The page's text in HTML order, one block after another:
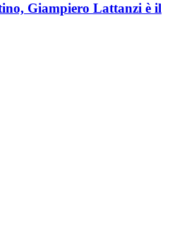
Giampiero Lattanzi è il